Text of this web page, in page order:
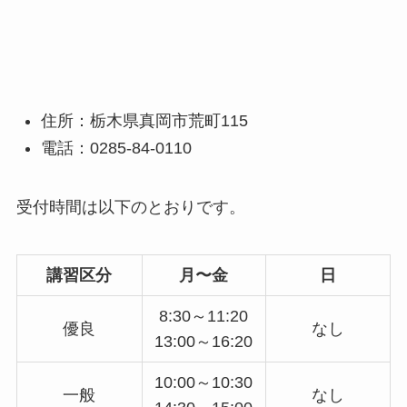
住所：栃木県真岡市荒町115
電話：0285-84-0110
受付時間は以下のとおりです。
講習区分 月〜金 日
優良
8:30～11:20
13:00～16:20
なし
一般
10:00～10:30
なし